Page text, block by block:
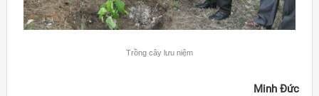
Trồng cây lưu niệm
Minh Đức